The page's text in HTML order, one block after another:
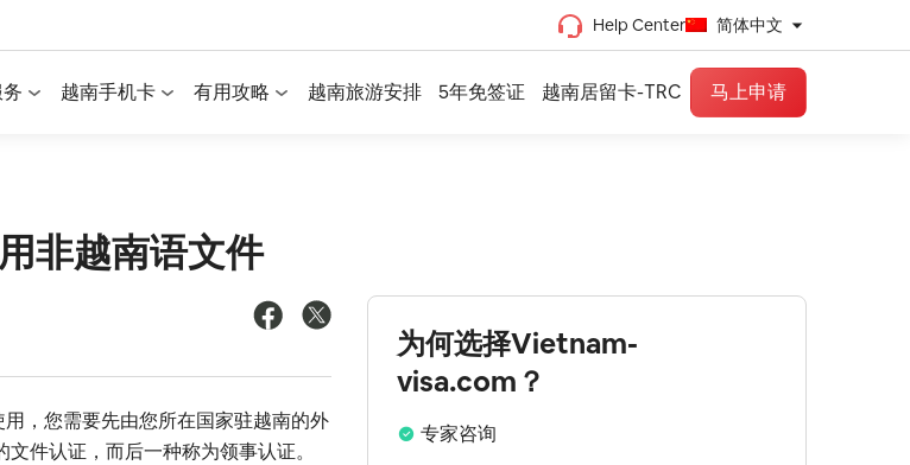
Help Center 简体中文
繁体中文
简体中文
越南手机卡 有用攻略 越南旅游安排 5年免签证 越南居留卡-TRC 马上申请
非越南语文件
，您需要先由您所在国家驻越南的外
件认证，而后一种称为领事认证。
为何选择Vietnam-
visa.com？
专家咨询